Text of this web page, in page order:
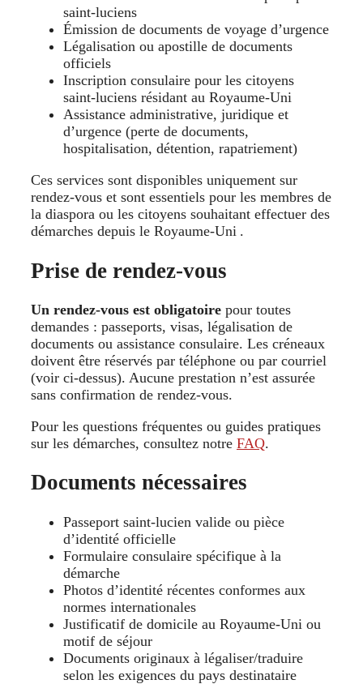
saint‑luciens
Émission de documents de voyage d’urgence
Légalisation ou apostille de documents
officiels
Inscription consulaire pour les citoyens
saint‑luciens résidant au Royaume‑Uni
Assistance administrative, juridique et
d’urgence (perte de documents,
hospitalisation, détention, rapatriement)
Ces services sont disponibles uniquement sur
rendez-vous et sont essentiels pour les membres de
la diaspora ou les citoyens souhaitant effectuer des
démarches depuis le Royaume‑Uni .
Prise de rendez-vous
Un rendez-vous est obligatoire pour toutes
demandes : passeports, visas, légalisation de
documents ou assistance consulaire. Les créneaux
doivent être réservés par téléphone ou par courriel
(voir ci‑dessus). Aucune prestation n’est assurée
sans confirmation de rendez-vous.
Pour les questions fréquentes ou guides pratiques
sur les démarches, consultez notre FAQ.
Documents nécessaires
Passeport saint‑lucien valide ou pièce
d’identité officielle
Formulaire consulaire spécifique à la
démarche
Photos d’identité récentes conformes aux
normes internationales
Justificatif de domicile au Royaume‑Uni ou
motif de séjour
Documents originaux à légaliser/traduire
selon les exigences du pays destinataire